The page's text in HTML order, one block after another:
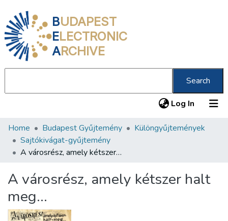
BUDAPEST
ELECTRONIC
ARCHIVE
Search
Log In (current)
Communities & Collections
All of DSpace
Home Budapest Gyűjtemény
Különgyűjtemények
Sajtókivágat-gyűjtemény
A városrész, amely kétszer halt meg…
A városrész, amely kétszer halt
meg…